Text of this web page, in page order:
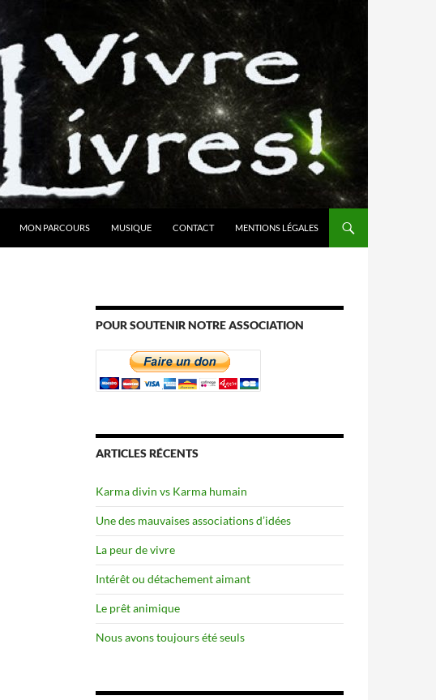
MON PARCOURS MUSIQUE CONTACT MENTIONS LÉGALES
POUR SOUTENIR NOTRE ASSOCIATION
ARTICLES RÉCENTS
Karma divin vs Karma humain
Une des mauvaises associations d’idées
La peur de vivre
Intérêt ou détachement aimant
Le prêt animique
Nous avons toujours été seuls